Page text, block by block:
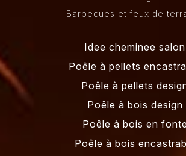
Barbecues et feux de
Idee cheminee salon
Poêle à pellets
Poêle à pellets
Poêle à bois design
Poêle à bois en
Poêle à bois